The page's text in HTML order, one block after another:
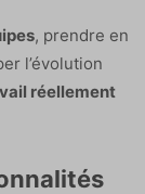
, prendre en
l’évolution
réellement